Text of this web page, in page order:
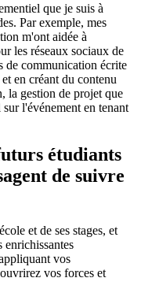
que je suis à
Par exemple, mes
m'ont aidée à
les réseaux sociaux de
de communication écrite
en créant du contenu
la gestion de projet que
l'événement en tenant
étudiants
de suivre
et de ses stages, et
enrichissantes
vos
vos forces et